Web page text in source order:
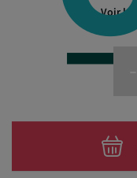
Voir la